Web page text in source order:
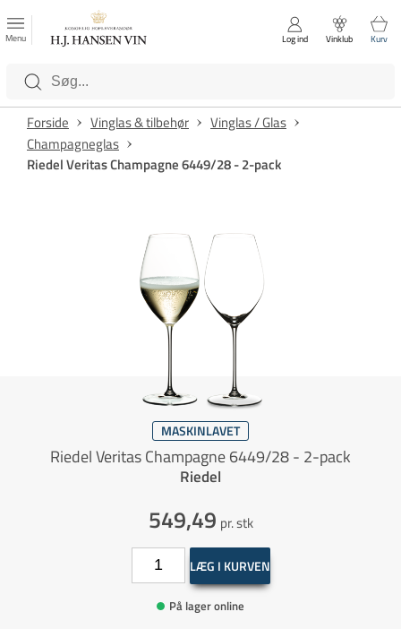
Luk
Kategorier
Menu Log ind Vinklub Kurv
Forside Vinglas & tilbehør
Vinglas / Glas
Champagneglas
Riedel Veritas Champagne 6449/28 - 2-pack
MASKINLAVET
Riedel Veritas Champagne 6449/28 - 2-pack
Riedel
549,49 pr. stk
LÆG I KURVEN
På lager online